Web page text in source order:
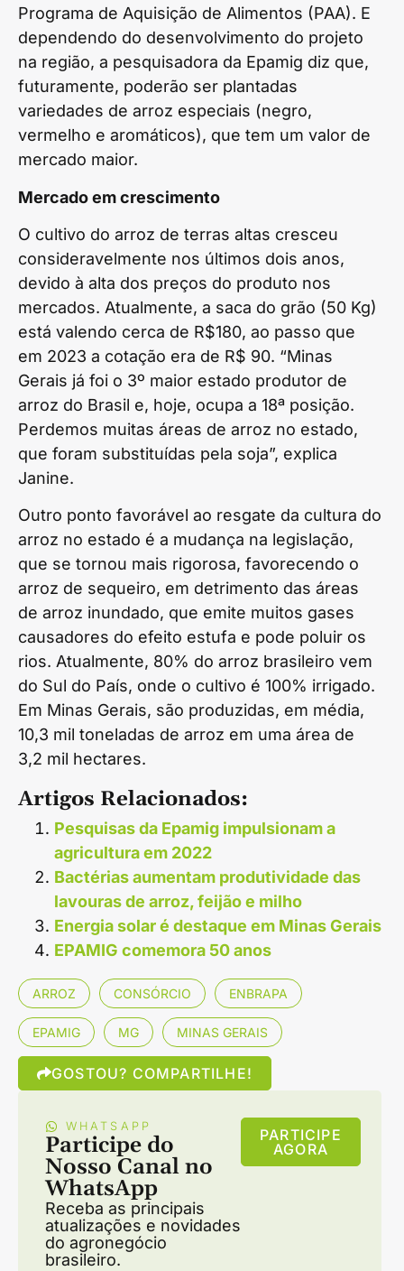
Programa de Aquisição de Alimentos (PAA). E
dependendo do desenvolvimento do projeto
na região, a pesquisadora da Epamig diz que,
futuramente, poderão ser plantadas
variedades de arroz especiais (negro,
vermelho e aromáticos), que tem um valor de
mercado maior.
Mercado em crescimento
O cultivo do arroz de terras altas cresceu
consideravelmente nos últimos dois anos,
devido à alta dos preços do produto nos
mercados. Atualmente, a saca do grão (50 Kg)
está valendo cerca de R$180, ao passo que
em 2023 a cotação era de R$ 90. “Minas
Gerais já foi o 3º maior estado produtor de
arroz do Brasil e, hoje, ocupa a 18ª posição.
Perdemos muitas áreas de arroz no estado,
que foram substituídas pela soja”, explica
Janine.
Outro ponto favorável ao resgate da cultura do
arroz no estado é a mudança na legislação,
que se tornou mais rigorosa, favorecendo o
arroz de sequeiro, em detrimento das áreas
de arroz inundado, que emite muitos gases
causadores do efeito estufa e pode poluir os
rios. Atualmente, 80% do arroz brasileiro vem
do Sul do País, onde o cultivo é 100% irrigado.
Em Minas Gerais, são produzidas, em média,
10,3 mil toneladas de arroz em uma área de
3,2 mil hectares.
Artigos Relacionados:
Pesquisas da Epamig impulsionam a
agricultura em 2022
Bactérias aumentam produtividade das
lavouras de arroz, feijão e milho
Energia solar é destaque em Minas Gerais
EPAMIG comemora 50 anos
ARROZ CONSÓRCIO ENBRAPA
EPAMIG MG MINAS GERAIS
GOSTOU? COMPARTILHE!
WHATSAPP
Participe do
Nosso Canal no
WhatsApp
Receba as principais
atualizações e novidades
do agronegócio
brasileiro.
PARTICIPE
AGORA